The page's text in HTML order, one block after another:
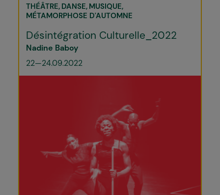
THÉÂTRE DANSE MUSIQUE
MÉTAMORPHOSE D'AUTOMNE
Désintégration Culturelle_2022
Nadine Baboy
22—24.09.2022